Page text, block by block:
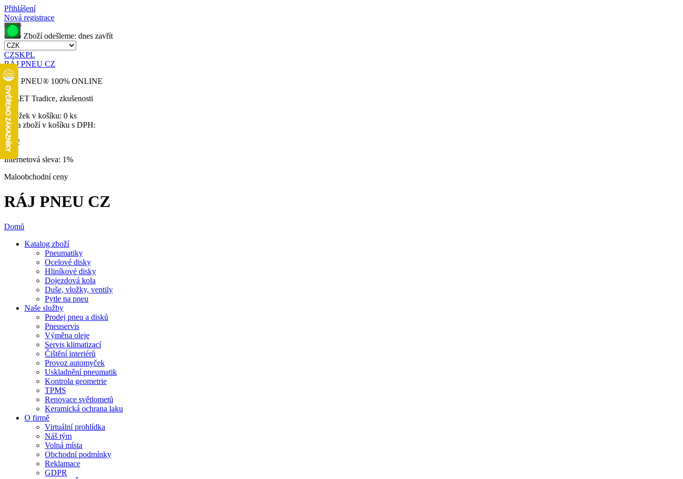
Přihlášení
Nová registrace
Zboží odešleme: dnes zavřít
CZSKPL
RÁJ PNEU CZ
RÁJ PNEU® 100% ONLINE
32 LET Tradice, zkušenosti
Položek v košíku: 0 ks
Cena zboží v košíku s DPH:
0 Kč
Internetová sleva: 1%
Maloobchodní ceny
RÁJ PNEU CZ
Domů
Katalog zboží
Pneumatiky
Ocelové disky
Hliníkové disky
Dojezdová kola
Duše, vložky, ventily
Pytle na pneu
Naše služby
Prodej pneu a disků
Pneuservis
Výměna oleje
Servis klimatizací
Čištění interiérů
Provoz automyček
Uskladnění pneumatik
Kontrola geometrie
TPMS
Renovace světlometů
Keramická ochrana laku
O firmě
Virtuální prohlídka
Náš tým
Volná místa
Obchodní podmínky
Reklamace
GDPR